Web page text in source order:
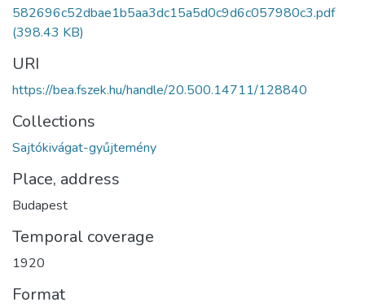
582696c52dbae1b5aa3dc15a5d0c9d6c057980c3.pdf
(398.43 KB)
URI
https://bea.fszek.hu/handle/20.500.14711/128840
Collections
Sajtókivágat-gyűjtemény
Place, address
Budapest
Temporal coverage
1920
Format